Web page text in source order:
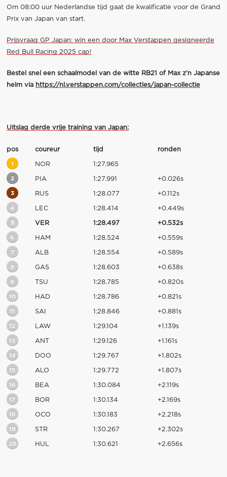
Om 08:00 uur Nederlandse tijd gaat de kwalificatie voor de Grand
Prix van Japan van start.
Prijsvraag GP Japan: win een door Max Verstappen gesigneerde
Red Bull Racing 2025 cap!
Bestel snel een schaalmodel van de witte RB21 of Max z’n Japanse
helm via https://nl.verstappen.com/collecties/japan-collectie
Uitslag derde vrije training van Japan:
pos coureur tijd ronden
1 NOR 1:27.965
2 PIA 1:27.991 +0.026s
3 RUS 1:28.077 +0.112s
4 LEC 1:28.414 +0.449s
5 VER 1:28.497 +0.532s
6 HAM 1:28.524 +0.559s
7 ALB 1:28.554 +0.589s
8 GAS 1:28.603 +0.638s
9 TSU 1:28.785 +0.820s
10 HAD 1:28.786 +0.821s
11 SAI 1:28.846 +0.881s
12 LAW 1:29.104 +1.139s
13 ANT 1:29.126 +1.161s
14 DOO 1:29.767 +1.802s
15 ALO 1:29.772 +1.807s
16 BEA 1:30.084 +2.119s
17 BOR 1:30.134 +2.169s
18 OCO 1:30.183 +2.218s
19 STR 1:30.267 +2.302s
20 HUL 1:30.621 +2.656s